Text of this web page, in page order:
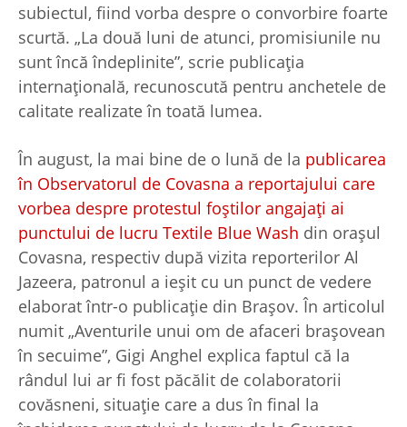
subiectul, fiind vorba despre o convorbire foarte
scurtă. „La două luni de atunci, promisiunile nu
sunt încă îndeplinite”, scrie publicația
internațională, recunoscută pentru anchetele de
calitate realizate în toată lumea.
În august, la mai bine de o lună de la publicarea
în Observatorul de Covasna a reportajului care
vorbea despre protestul foștilor angajați ai
punctului de lucru Textile Blue Wash din orașul
Covasna, respectiv după vizita reporterilor Al
Jazeera, patronul a ieșit cu un punct de vedere
elaborat într-o publicație din Brașov. În articolul
numit „Aventurile unui om de afaceri brașovean
în secuime”, Gigi Anghel explica faptul că la
rândul lui ar fi fost păcălit de colaboratorii
covăsneni, situație care a dus în final la